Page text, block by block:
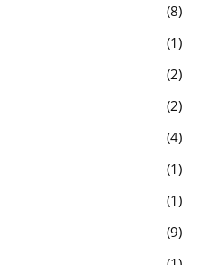
8
1
2
2
4
1
1
9